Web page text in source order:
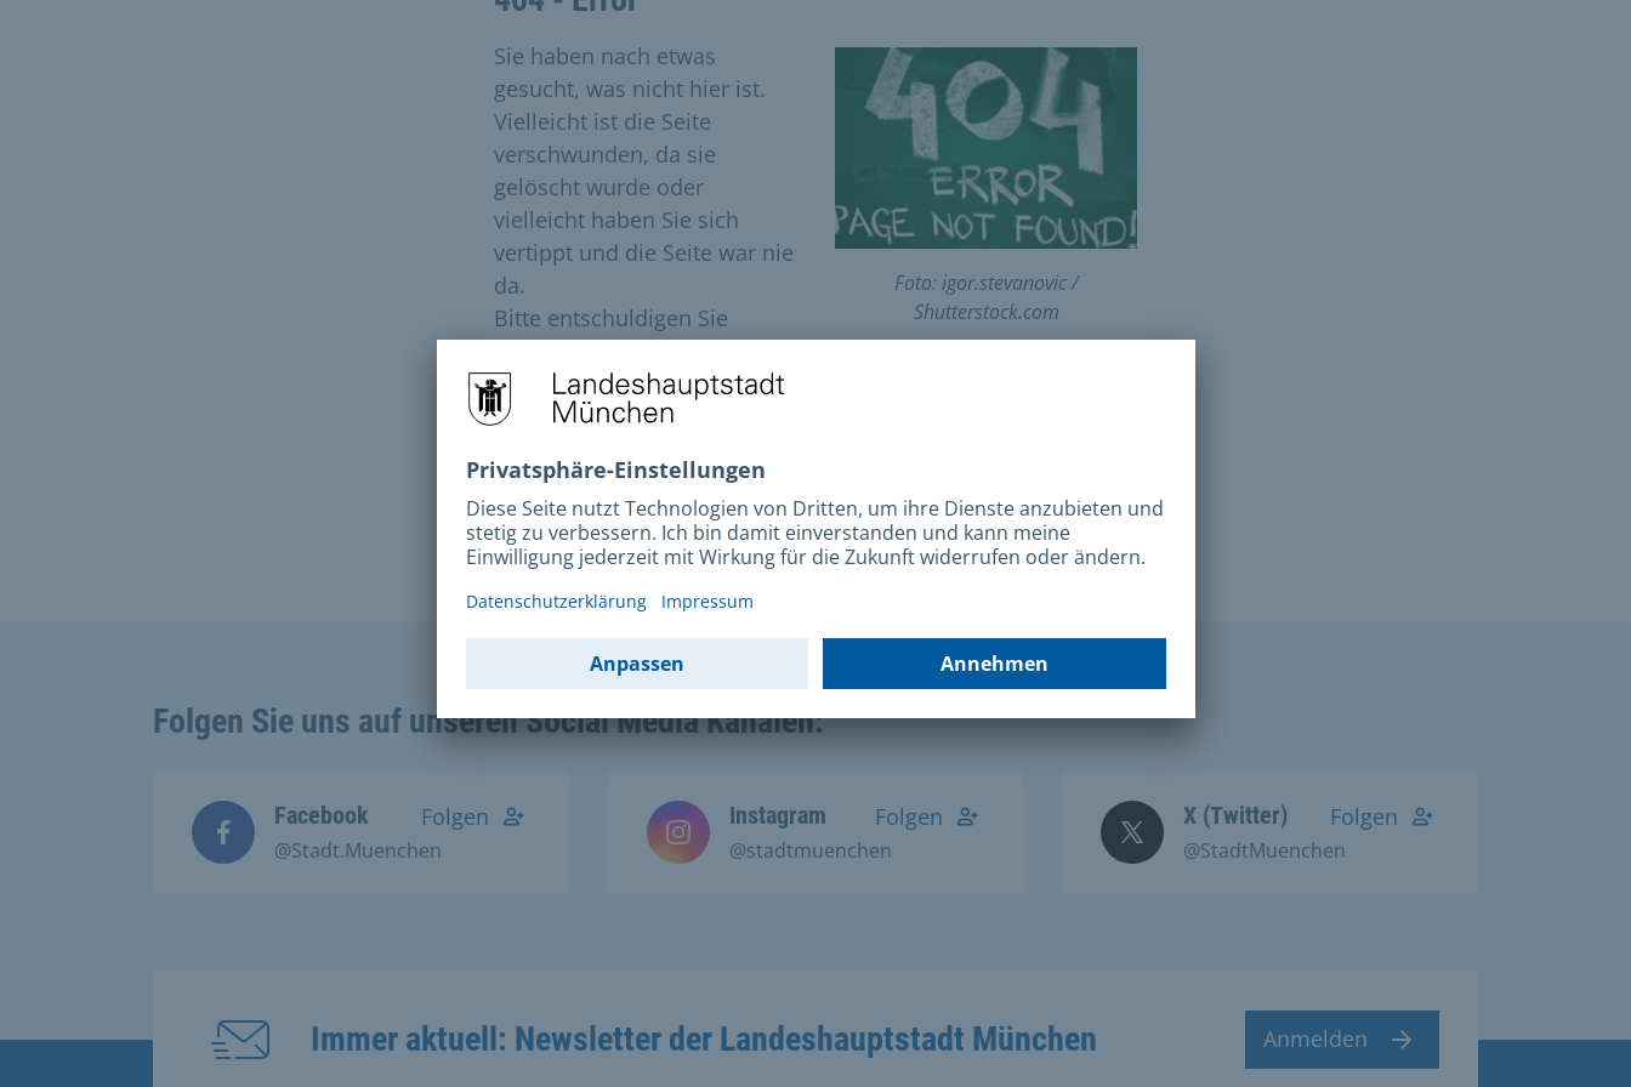
Foto: igor.stevanovic /
Shutterstock.com
Sie haben nach etwas
gesucht, was nicht hier ist.
Vielleicht ist die Seite
verschwunden, da sie
gelöscht wurde oder
vielleicht haben Sie sich
vertippt und die Seite war nie
da.
Bitte entschuldigen Sie
Bitte versuchen Sie folgende Möglichkeiten:
entsprechende Seite zu finden.
Versuchen Sie den gewünschten Inhalt überunsere
Homepagezu finden.
Folgen Sie uns auf unseren Social Media Kanälen:
Facebook
@Stadt.Muenchen
Folgen Instagram
@stadtmuenchen
Folgen X (Twitter)
@StadtMuenchen
Folgen
Immer aktuell: Newsletter der Landeshauptstadt München Anmelden